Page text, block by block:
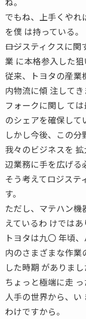
でもね、上手くやれ
を僕 は持っている。
――ロジスティクスに
業 に本格参入した狙
従来、トヨタの産業
内物流に傾 注してき
フォークに関し て
のシェアを確保して
しかし今後、この分
我々のビジネスを
辺業務に手を広げる
そう考えてロジステ
す。
ただし、マテハン機
えているわ けではあ
トヨタは九〇 年頃
内のさまざまな作業
した時期 がありまし
ちょっと極端に走 っ
人手の世界から、
わけですから。